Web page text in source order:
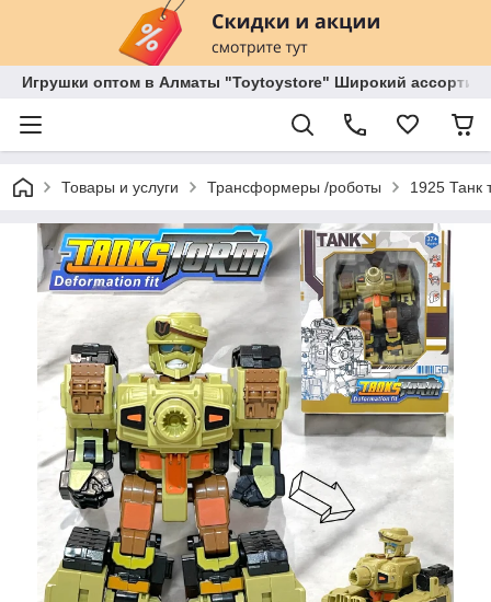
Игрушки оптом в Алматы "Toytoystore" Широкий
Товары и услуги Трансформеры /роботы 1925 Танк